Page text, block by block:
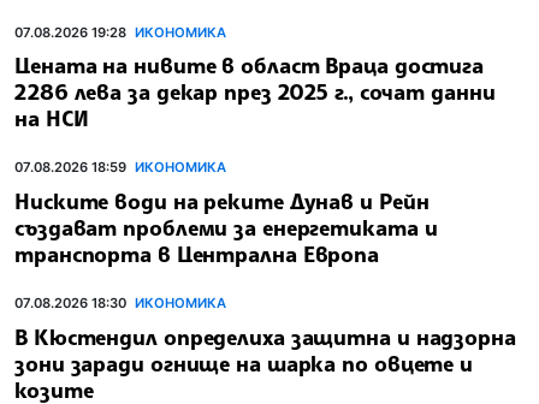
07.08.2026 19:28 ИКОНОМИКА
Цената на нивите в област Враца достига
2286 лева за декар през 2025 г., сочат данни
на НСИ
07.08.2026 18:59 ИКОНОМИКА
Ниските води на реките Дунав и Рейн
създават проблеми за енергетиката и
транспорта в Централна Европа
07.08.2026 18:30 ИКОНОМИКА
В Кюстендил определиха защитна и надзорна
зони заради огнище на шарка по овцете и
козите